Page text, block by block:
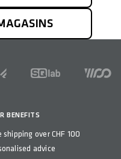
BENEFITS
shipping over CHF 100
advice